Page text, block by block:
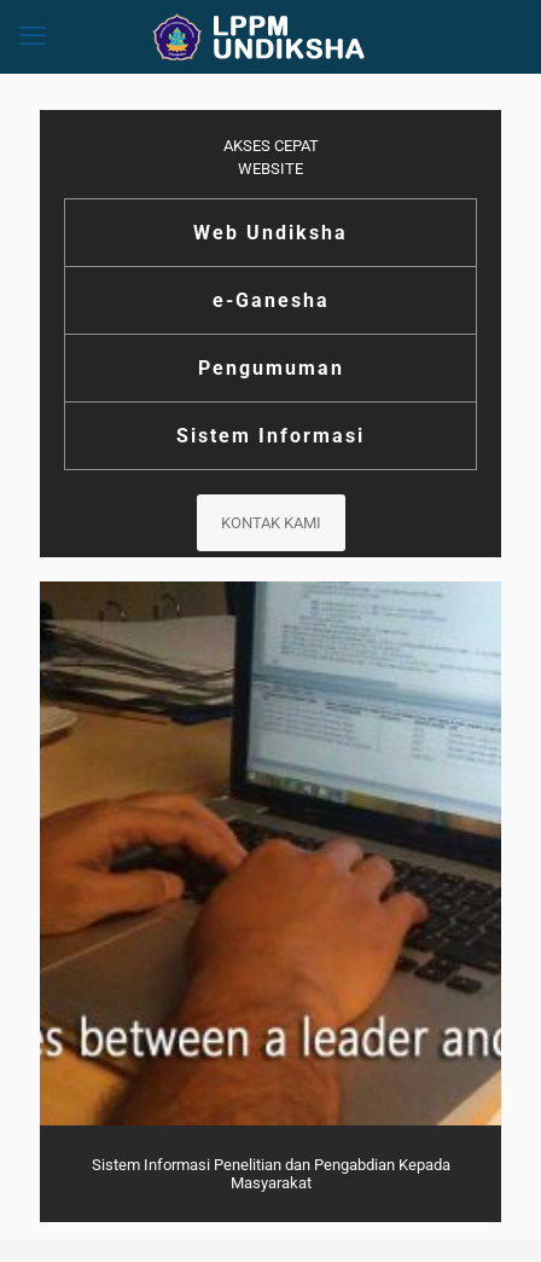
AKSES CEPAT
WEBSITE
Web Undiksha
e-Ganesha
Pengumuman
Sistem Informasi
KONTAK KAMI
Sistem Informasi Penelitian dan Pengabdian Kepada
Masyarakat